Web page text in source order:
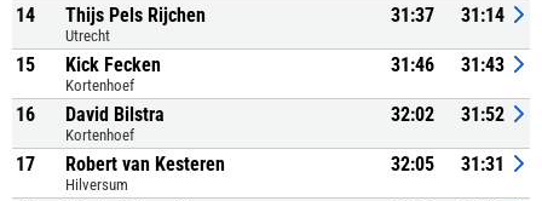
14 Thijs Pels Rijchen
Utrecht
31:37 31:14
15 Kick Fecken
Kortenhoef
31:46 31:43
16 David Bilstra
Kortenhoef
32:02 31:52
17 Robert van Kesteren
Hilversum
32:05 31:31